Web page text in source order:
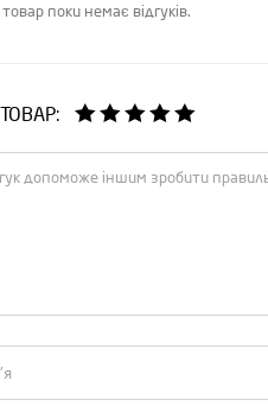
поки немає відгуків.